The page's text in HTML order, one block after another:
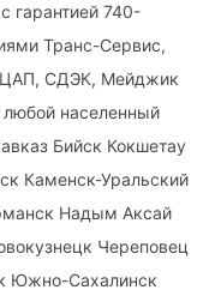
гарантией 740-
Транс-Сервис,
ЦАП, СДЭК, Мейджик
любой населенный
Бийск Кокшетау
Каменск-Уральский
Надым Аксай
Череповец
Южно-Сахалинск